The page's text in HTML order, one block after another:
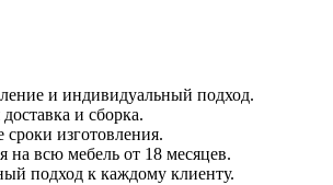
и индивидуальный подход.
и сборка.
сроки изготовления.
на всю мебель от 18 месяцев.
подход к каждому клиенту.